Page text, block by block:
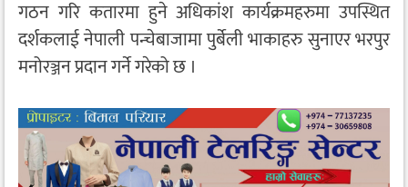
गठन गरि कतारमा हुने अधिकांश कार्यक्रमहरुमा उपस्थित
दर्शकलाई नेपाली पन्चेबाजामा पुर्बेली भाकाहरु सुनाएर भरपुर
मनोरञ्जन प्रदान गर्ने गरेको छ ।